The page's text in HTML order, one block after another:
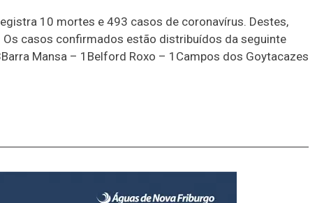
10 mortes e 493 casos de coronavírus. Destes,
casos confirmados estão distribuídos da seguinte
Mansa – 1Belford Roxo – 1Campos dos Goytacazes